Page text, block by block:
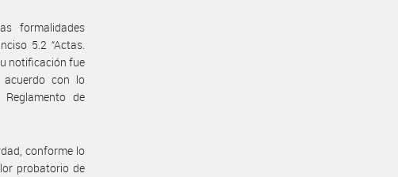
formalidades
5.2 “Actas.
notificación fue
acuerdo con lo
de
conforme lo
probatorio de